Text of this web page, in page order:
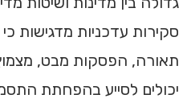
סקירות עדכניות מדגישות
תאורה, הפסקות מבט,